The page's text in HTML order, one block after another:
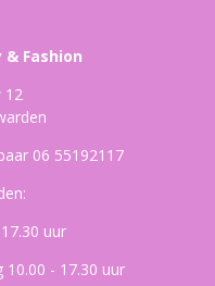
Fashion
12
06 55192117
uur
- 17.30 uur